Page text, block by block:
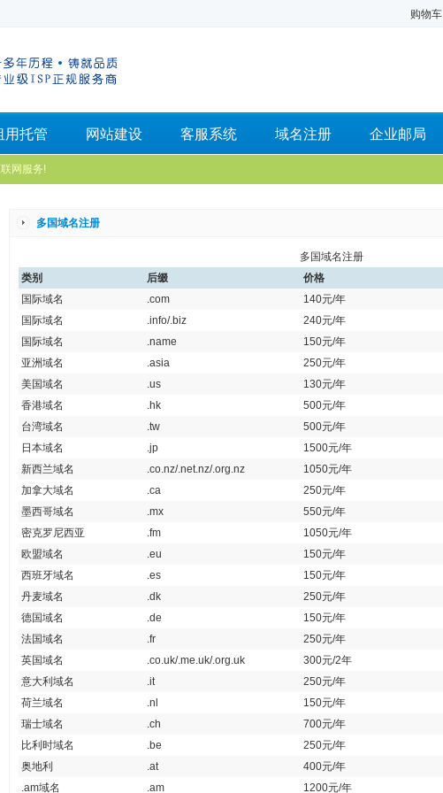
购物车
用托管 网站建设 客服系统 域名注册 企业邮局
网服务!
多国域名注册
多国域名注册
类别
后缀 价格
国际域名
.com 140元/年
国际域名
.info/.biz 240元/年
国际域名
.name 150元/年
亚洲域名
.asia 250元/年
美国域名
.us 130元/年
香港域名
.hk 500元/年
台湾域名
.tw 500元/年
日本域名
.jp 1500元/年
新西兰域名
.co.nz/.net.nz/.org.nz 1050元/年
加拿大域名
.ca 250元/年
墨西哥域名
.mx 550元/年
密克罗尼西亚
.fm 1050元/年
欧盟域名
.eu 150元/年
西班牙域名
.es 150元/年
丹麦域名
.dk 250元/年
德国域名
.de 150元/年
法国域名
.fr 250元/年
英国域名
.co.uk/.me.uk/.org.uk 300元/2年
意大利域名
.it 250元/年
荷兰域名
.nl 150元/年
瑞士域名
.ch 700元/年
比利时域名
.be 250元/年
奥地利
.at 400元/年
.am域名
.am 1200元/年